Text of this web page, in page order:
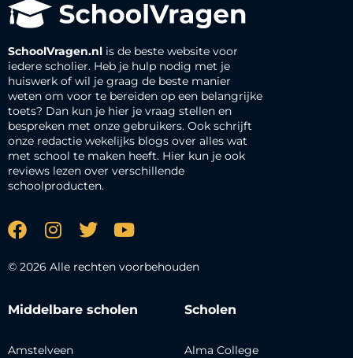
SchoolVragen.nl is de beste website voor
iedere scholier. Heb je hulp nodig met je
huiswerk of wil je graag de beste manier
weten om voor te bereiden op een belangrijke
toets? Dan kun je hier je vraag stellen en
bespreken met onze gebruikers. Ook schrijft
onze redactie wekelijks blogs over alles wat
met school te maken heeft. Hier kun je ook
reviews lezen over verschillende
schoolproducten.
© 2026 Alle rechten voorbehouden
Middelbare scholen
Amstelveen
Scholen
Alma College